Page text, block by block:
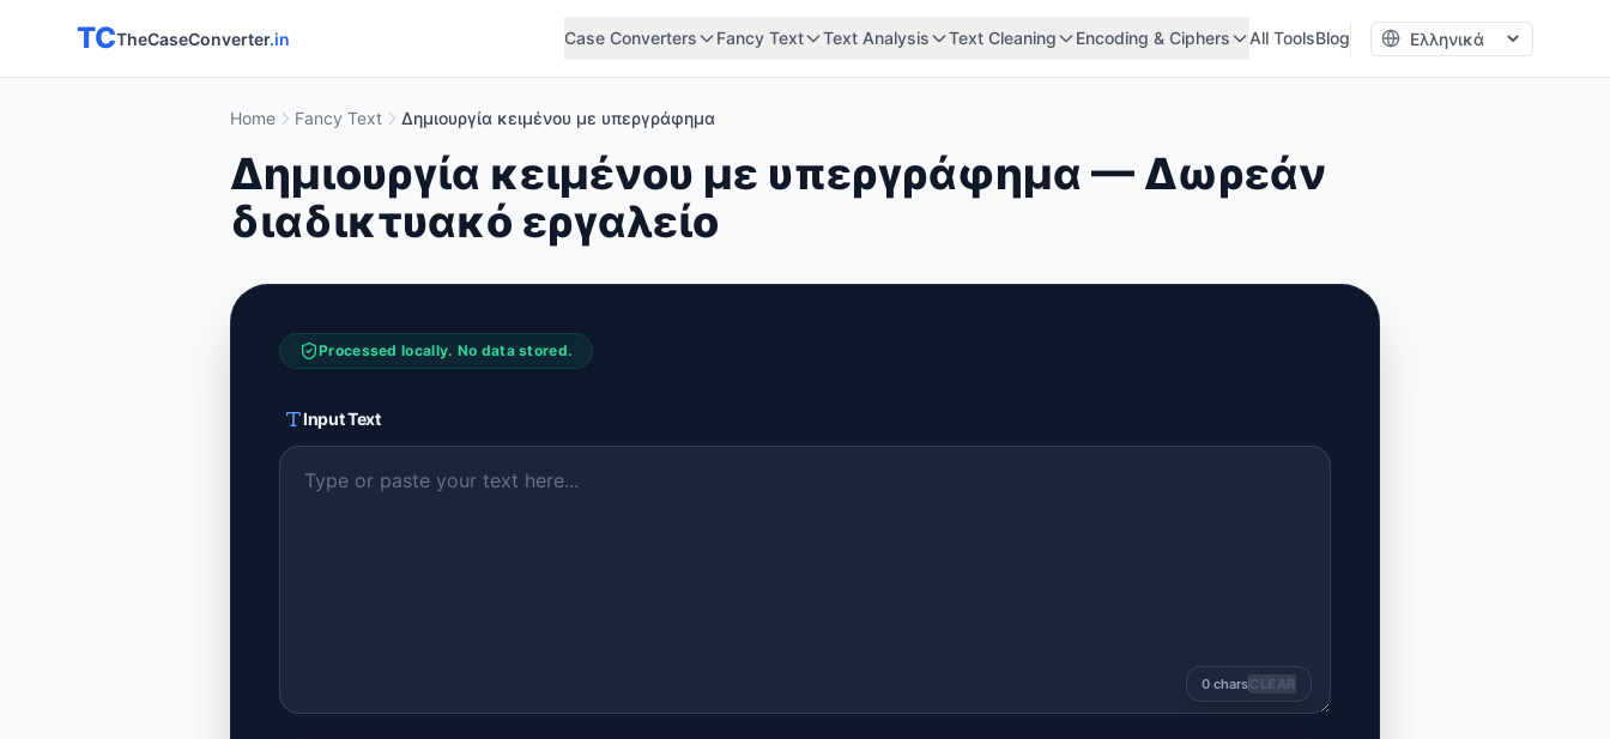
TCTheCaseConverter.in Case Converters Fancy Text Text Analysis Text Cleaning Encoding & Ciphers All ToolsBlog
Home Fancy Text Δημιουργία κειμένου με υπεργράφημα
Δημιουργία κειμένου με υπεργράφημα — Δωρεάν
διαδικτυακό εργαλείο
Processed locally. No data stored.
Input Text
0 charsCLEAR